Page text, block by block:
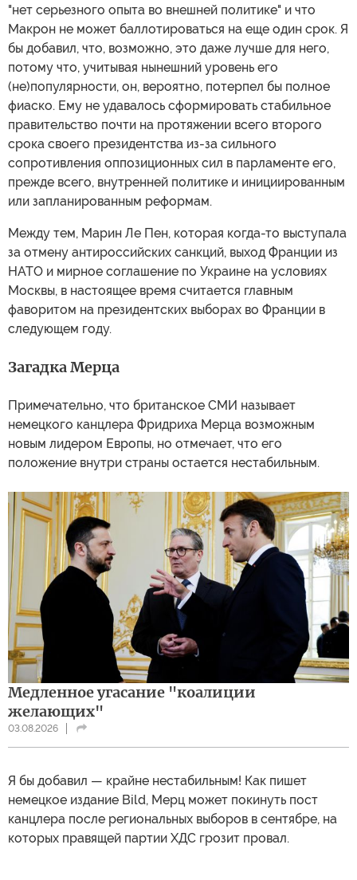
"нет серьезного опыта во внешней политике" и что
Макрон не может баллотироваться на еще один срок. Я
бы добавил, что, возможно, это даже лучше для него,
потому что, учитывая нынешний уровень его
(не)популярности, он, вероятно, потерпел бы полное
фиаско. Ему не удавалось сформировать стабильное
правительство почти на протяжении всего второго
срока своего президентства из-за сильного
сопротивления оппозиционных сил в парламенте его,
прежде всего, внутренней политике и инициированным
или запланированным реформам.
Между тем, Марин Ле Пен, которая когда-то выступала
за отмену антироссийских санкций, выход Франции из
НАТО и мирное соглашение по Украине на условиях
Москвы, в настоящее время считается главным
фаворитом на президентских выборах во Франции в
следующем году.
Загадка Мерца
Примечательно, что британское СМИ называет
немецкого канцлера Фридриха Мерца возможным
новым лидером Европы, но отмечает, что его
положение внутри страны остается нестабильным.
Медленное угасание "коалиции
желающих"
03.08.2026
Я бы добавил — крайне нестабильным! Как пишет
немецкое издание Bild, Мерц может покинуть пост
канцлера после региональных выборов в сентябре, на
которых правящей партии ХДС грозит провал.